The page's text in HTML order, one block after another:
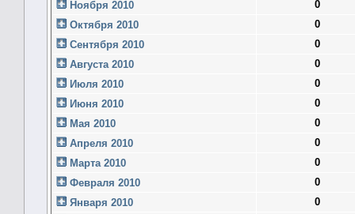
Ноября 2010
0
Октября 2010
0
Сентября 2010
0
Августа 2010
0
Июля 2010
0
Июня 2010
0
Мая 2010
0
Апреля 2010
0
Марта 2010
0
Февраля 2010
0
Января 2010
0